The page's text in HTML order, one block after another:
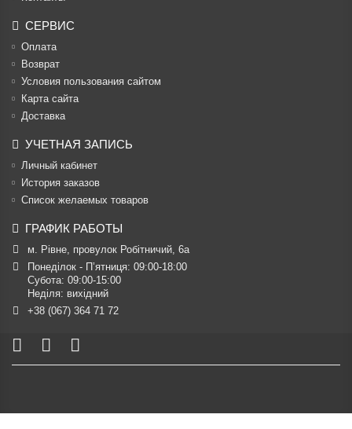
СЕРВИС
Оплата
Возврат
Условия пользования сайтом
Карта сайта
Доставка
УЧЕТНАЯ ЗАПИСЬ
Личный кабинет
История заказов
Список желаемых товаров
ГРАФИК РАБОТЫ
м. Рівне, провулок Робітничий, 6а
Понеділок - П’ятниця: 09:00-18:00
Субота: 09:00-15:00
Неділя: вихідний
+38 (067) 364 71 72